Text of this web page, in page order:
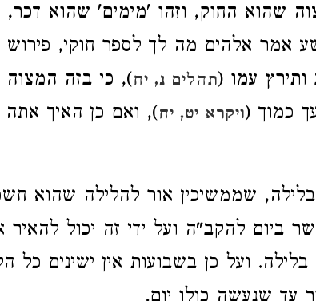
שהוא החוק, וזהו 'מימים' שהוא דכר,
אמר אלהים מה לך לספר חוקי,
עמו (תהלים נ, יח), כי בזה
כמוך (ויקרא יט, יח), ואם כן האיך אתה
בלילה, שממשיכין אור להלילה שהוא
ביום להקב"ה ועל ידי זה יכול להאיר
ועל כן בשבועות אין ישינים כל